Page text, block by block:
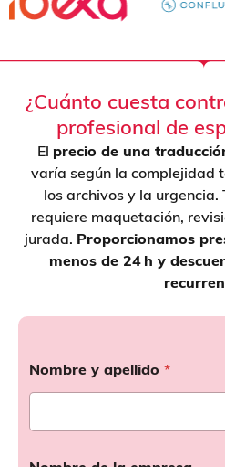
¿Cuánto cuesta
profesional de
El precio de una
varía según la complejidad
los archivos y la urgencia.
requiere maquetación,
jurada. Proporcionamos
menos de 24 h y
Nombre y apellido *